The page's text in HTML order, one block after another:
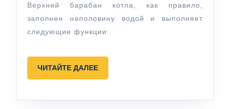
Верхний барабан котла, как правило,
заполнен наполовину водой и выполняет
следующие функции:
ЧИТАЙТЕ ДАЛЕЕЧИТАЙТЕ
ДАЛЕЕ